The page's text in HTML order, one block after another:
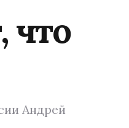
что
Андрей